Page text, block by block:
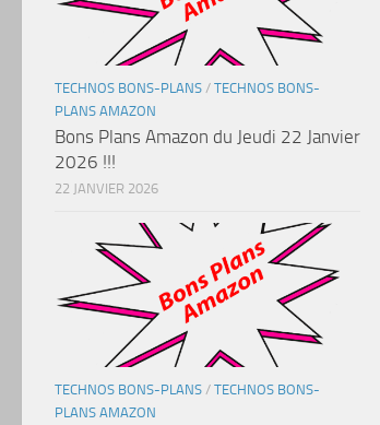
TECHNOS BONS-PLANS / TECHNOS BONS-
PLANS AMAZON
Bons Plans Amazon du Jeudi 22 Janvier
2026 !!!
22 JANVIER 2026
TECHNOS BONS-PLANS / TECHNOS BONS-
PLANS AMAZON